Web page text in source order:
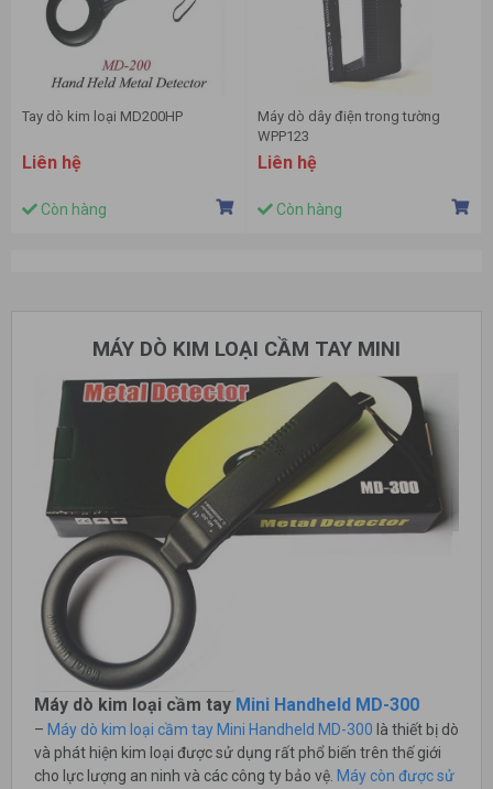
Tay dò kim loại MD200HP
Liên hệ
Còn hàng
Máy dò dây điện trong tường
WPP123
Liên hệ
Còn hàng
MÁY DÒ KIM LOẠI CẦM TAY MINI
Máy dò kim loại cầm tay Mini Handheld MD-300
– Máy dò kim loại cầm tay Mini Handheld MD-300 là thiết bị dò
và phát hiện kim loại được sử dụng rất phổ biến trên thế giới
cho lực lượng an ninh và các công ty bảo vệ. Máy còn được sử